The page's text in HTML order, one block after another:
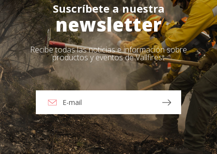
Suscríbete a nuestra
newsletter
Recibe todas las noticias e información sobre
productos y eventos de Vallfirest